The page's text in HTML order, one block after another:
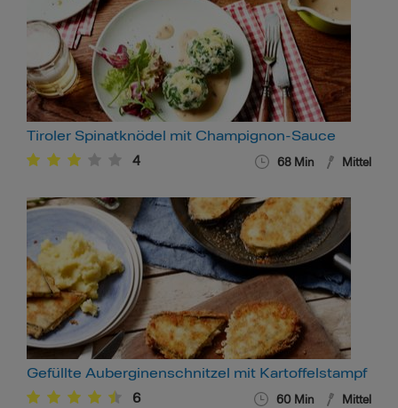
Tiroler Spinatknödel mit Champignon-Sauce
4 68 Min Mittel
Gefüllte Auberginenschnitzel mit Kartoffelstampf
6 60 Min Mittel